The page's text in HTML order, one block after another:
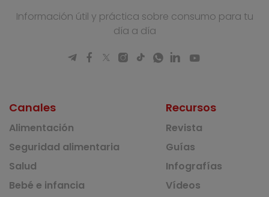
Información útil y práctica sobre consumo para tu
día a día
Canales
Alimentación
Seguridad alimentaria
Salud
Bebé e infancia
Recursos
Revista
Guías
Infografías
Vídeos